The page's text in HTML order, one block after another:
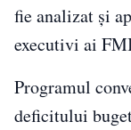
fie analizat și
executivi ai
Programul
deficitului